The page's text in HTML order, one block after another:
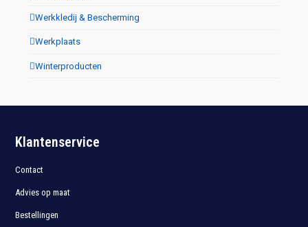
Werkkledij & Bescherming
Werkplaats
Winterproducten
Klantenservice
Contact
Advies op maat
Bestellingen